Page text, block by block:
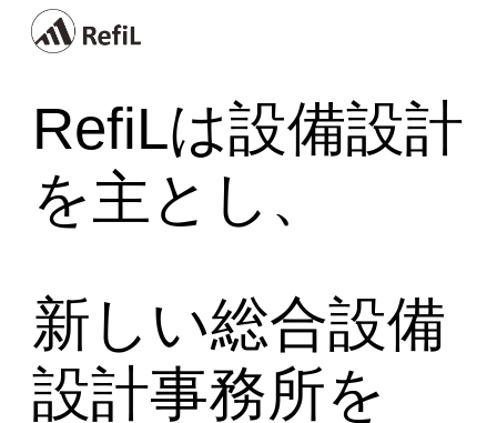
Skip to main content
RefiLは設備設計
を主とし、
新しい総合設備
設計事務所を